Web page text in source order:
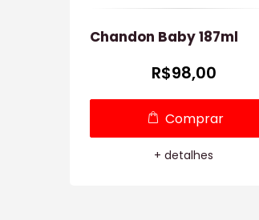
Chandon Baby 187ml
R$98,00
Comprar
+ detalhes